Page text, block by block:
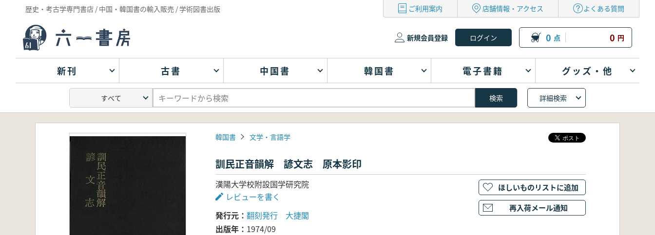
歴史・考古学専門書店 / 中国・韓国書の輸入販売 / 学術図書出版 ご利用案内 店舗情報・アクセス よくある質問
新規会員登録 0 点 0 円
新刊 古書 中国書 韓国書 電子書籍 グッズ・他
詳細検索
韓国書 文学・言語学
訓民正音韻解 諺文志 原本影印
漢陽大学校附設国学研究院
レビューを書く
発行元
翻刻発行 大捷閣
出版年
1974/09
ほしいものリストに追加
再入荷メール通知